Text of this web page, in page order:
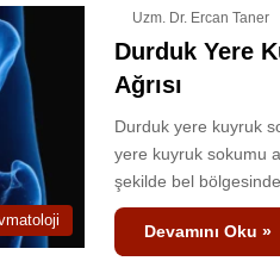
Uzm. Dr. Ercan Taner
Durduk Yere
Ağrısı
Durduk yere kuyruk
yere kuyruk sokumu
şekilde bel
Devamını Oku »